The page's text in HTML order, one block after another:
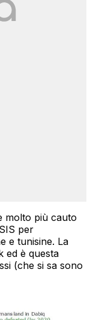
molto più cauto
per
e tunisine. La
ed è questa
(che si sa sono